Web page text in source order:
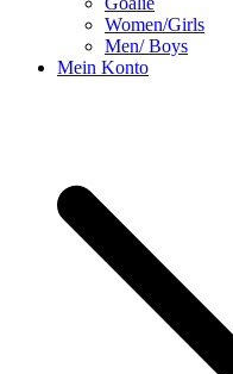
Women/Girls
Men/ Boys
Mein Konto